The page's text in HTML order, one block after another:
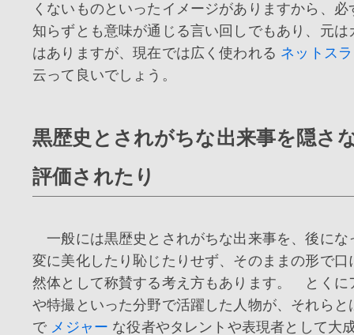
くないものといったイメージがありますから、必
知らずとも意味が通じる言い回しでもあり、元は
はありますが、現在では広く使われる ネットス
云って良いでしょう。
黒歴史とされがちな出来事を隠さ
評価されたり
一般には黒歴史とされがちな出来事を、後にな
変に美化したり恥じたりせず、そのままの形で口
然体として称賛する考え方もあります。 とくに
や特撮といった分野で活躍した人物が、それらと
で メジャー な役者やタレントや表現者として大